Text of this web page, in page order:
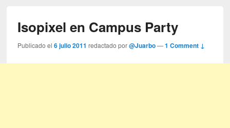
Isopixel en Campus Party
Publicado el6 julio 2011 redactado por@Juarbo —1 Comment ↓